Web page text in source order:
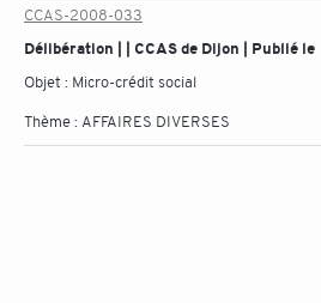
CCAS-2008-033
Délibération | | CCAS de Dijon | Publié le
Objet : Micro-crédit social
Thème : AFFAIRES DIVERSES